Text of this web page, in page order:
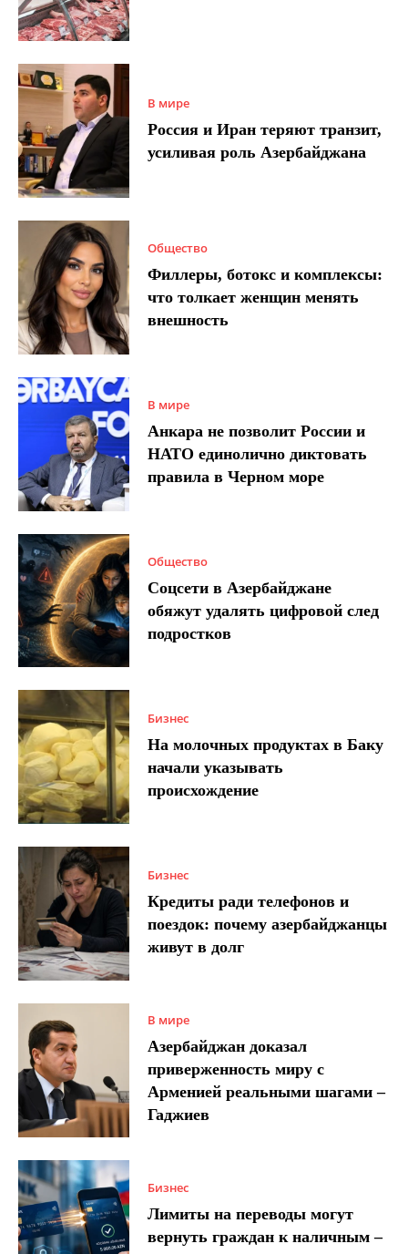
В мире
Россия и Иран теряют транзит,
усиливая роль Азербайджана
Общество
Филлеры, ботокс и комплексы:
что толкает женщин менять
внешность
В мире
Анкара не позволит России и
НАТО единолично диктовать
правила в Черном море
Общество
Соцсети в Азербайджане
обяжут удалять цифровой след
подростков
Бизнес
На молочных продуктах в Баку
начали указывать
происхождение
Бизнес
Кредиты ради телефонов и
поездок: почему азербайджанцы
живут в долг
В мире
Азербайджан доказал
приверженность миру с
Арменией реальными шагами –
Гаджиев
Бизнес
Лимиты на переводы могут
вернуть граждан к наличным –